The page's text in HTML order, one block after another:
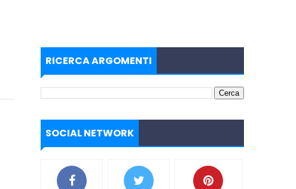
RICERCA ARGOMENTI
SOCIAL NETWORK